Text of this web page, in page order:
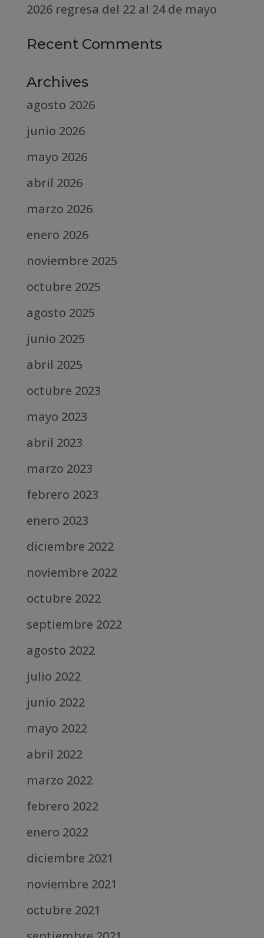
2026 regresa del 22 al 24 de mayo
Recent Comments
Archives
agosto 2026
junio 2026
mayo 2026
abril 2026
marzo 2026
enero 2026
noviembre 2025
octubre 2025
agosto 2025
junio 2025
abril 2025
octubre 2023
mayo 2023
abril 2023
marzo 2023
febrero 2023
enero 2023
diciembre 2022
noviembre 2022
octubre 2022
septiembre 2022
agosto 2022
julio 2022
junio 2022
mayo 2022
abril 2022
marzo 2022
febrero 2022
enero 2022
diciembre 2021
noviembre 2021
octubre 2021